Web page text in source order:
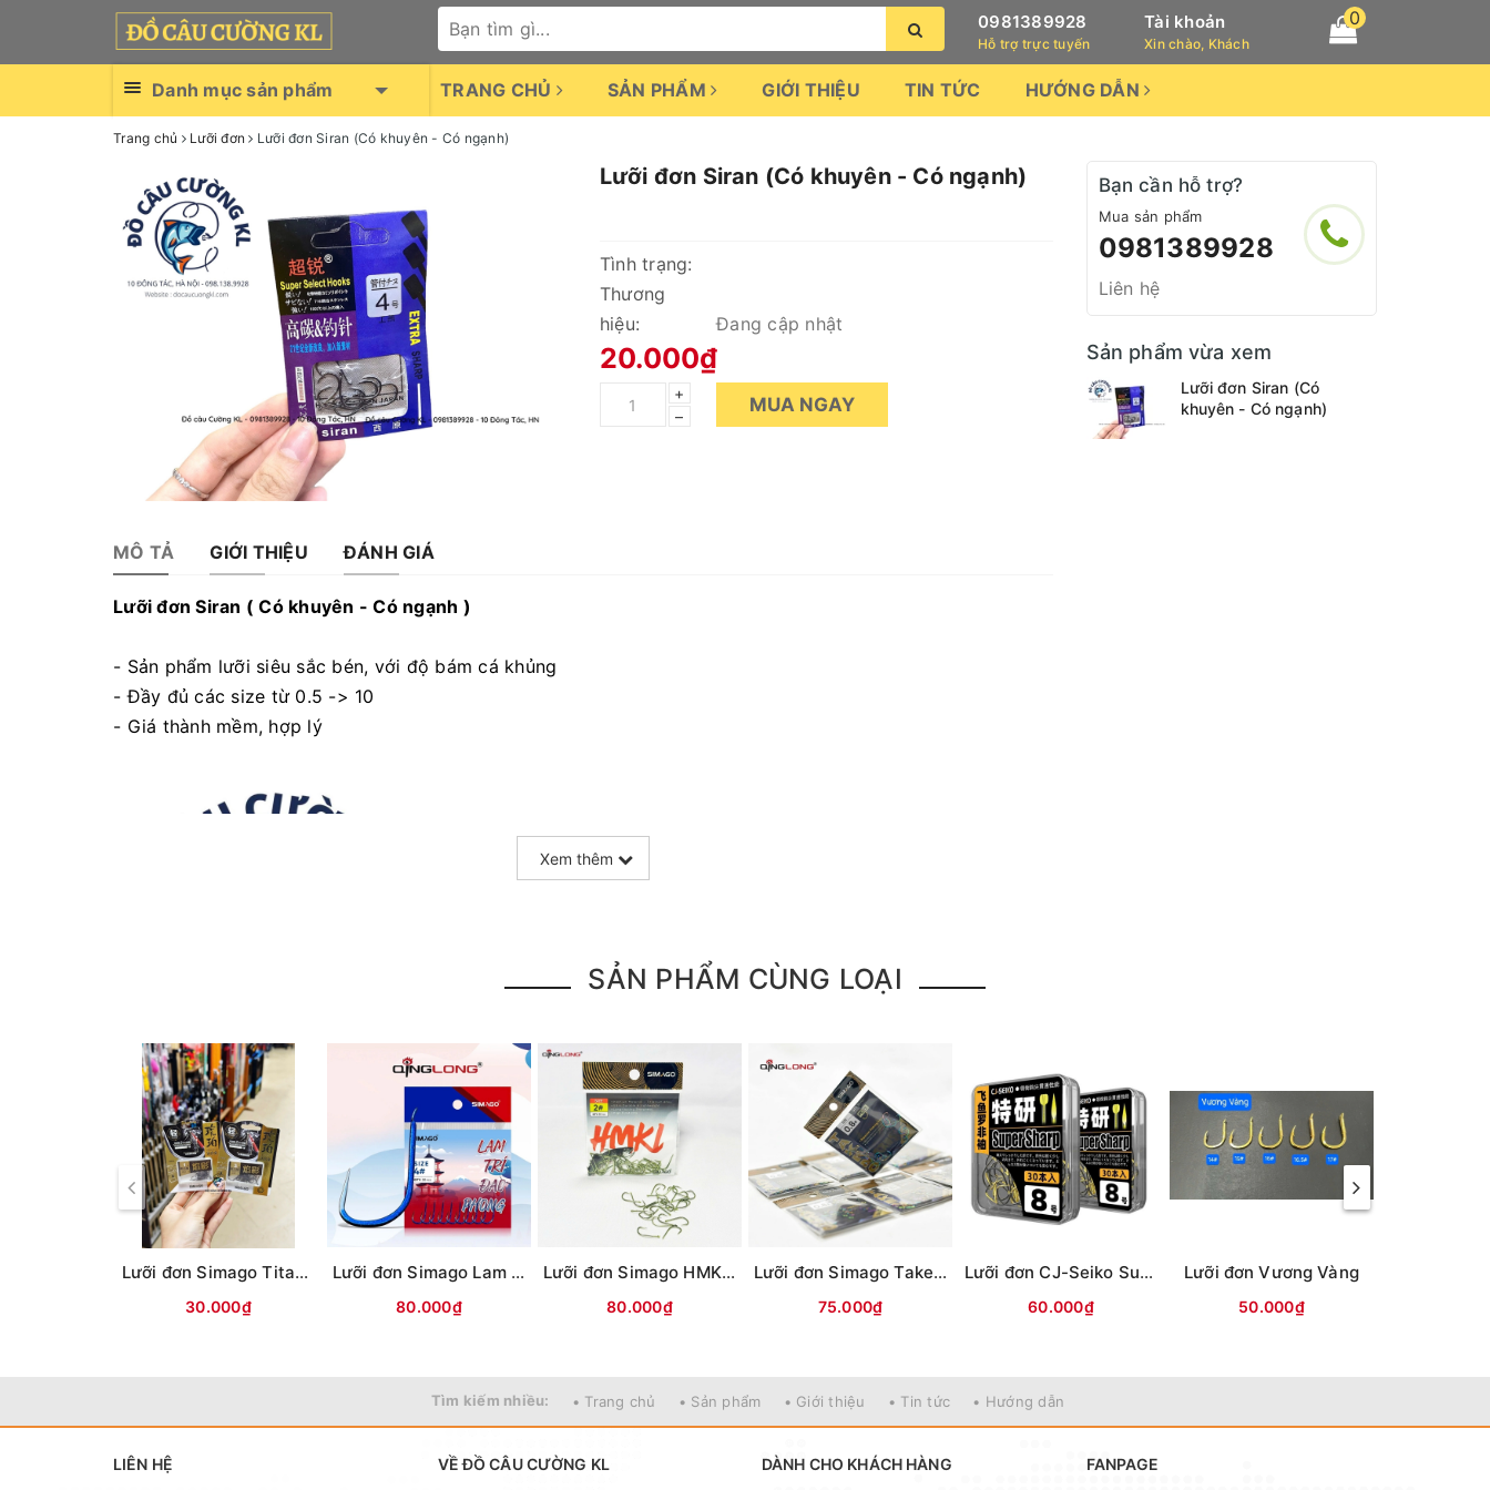
0981389928
Hỗ trợ trực tuyến
Tài khoản
Xin chào, Khách
0
Danh mục sản phẩm TRANG CHỦ SẢN PHẨM GIỚI THIỆU TIN TỨC HƯỚNG DẪN
Trang chủ Lưỡi đơn Lưỡi đơn Siran (Có khuyên - Có ngạnh)
Lưỡi đơn Siran (Có khuyên - Có ngạnh)
Tình trạng:
Thương
hiệu:
Đang cập nhật
20.000₫
+
–
MUA NGAY
MÔ TẢ GIỚI THIỆU ĐÁNH GIÁ
Lưỡi đơn Siran ( Có khuyên - Có ngạnh )
- Sản phẩm lưỡi siêu sắc bén, với độ bám cá khủng
- Đầy đủ các size từ 0.5 -> 10
- Giá thành mềm, hợp lý
Xem thêm
Bạn cần hỗ trợ?
Mua sản phẩm
0981389928
Liên hệ
Sản phẩm vừa xem
Lưỡi đơn Siran (Có
khuyên - Có ngạnh)
SẢN PHẨM CÙNG LOẠI
Lưỡi đơn Simago Titan (Không ngạnh)
30.000₫
Lưỡi đơn Simago Lam Trí Đao Phong
80.000₫
Lưỡi đơn Simago HMKL Titan Xanh
80.000₫
Lưỡi đơn Simago Takeno Titan
75.000₫
Lưỡi đơn CJ-Seiko Super Sharp vỉ đen (không ngạnh)
60.000₫
Lưỡi đơn Vương Vàng
50.000₫
Tìm kiếm nhiều: • Trang chủ • Sản phẩm • Giới thiệu • Tin tức • Hướng dẫn
LIÊN HỆ VỀ ĐỒ CÂU CƯỜNG KL DÀNH CHO KHÁCH HÀNG FANPAGE